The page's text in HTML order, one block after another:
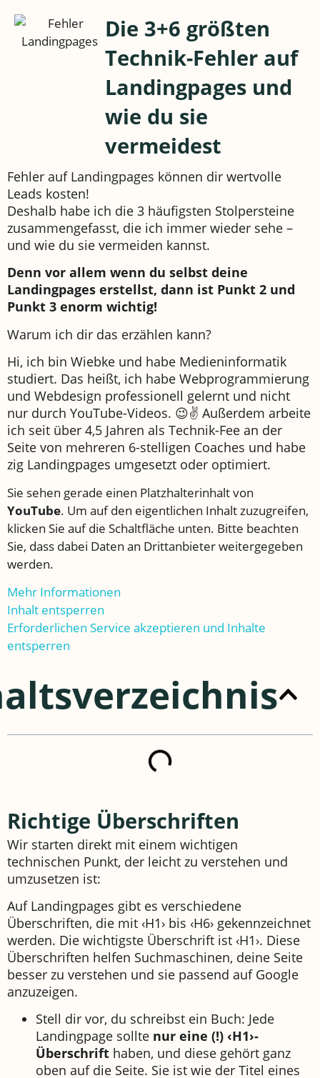
Die 3+6 größten
Technik-Fehler auf
Landingpages und
wie du sie
vermeidest
Fehler auf Landingpages können dir wertvolle
Leads kosten!
Deshalb habe ich die 3 häufigsten Stolpersteine
zusammengefasst, die ich immer wieder sehe –
und wie du sie vermeiden kannst.
Denn vor allem wenn du selbst deine
Landingpages erstellst, dann ist Punkt 2 und
Punkt 3 enorm wichtig!
Warum ich dir das erzählen kann?
Hi, ich bin Wiebke und habe Medieninformatik
studiert. Das heißt, ich habe Webprogrammierung
und Webdesign professionell gelernt und nicht
nur durch YouTube-Videos. 😉✌️ Außerdem arbeite
ich seit über 4,5 Jahren als Technik-Fee an der
Seite von mehreren 6-stelligen Coaches und habe
zig Landingpages umgesetzt oder optimiert.
Sie sehen gerade einen Platzhalterinhalt von
YouTube. Um auf den eigentlichen Inhalt zuzugreifen,
klicken Sie auf die Schaltfläche unten. Bitte beachten
Sie, dass dabei Daten an Drittanbieter weitergegeben
werden.
Mehr Informationen
Inhalt entsperren
Erforderlichen Service akzeptieren und Inhalte
entsperren
Richtige Überschriften
Wir starten direkt mit einem wichtigen
technischen Punkt, der leicht zu verstehen und
umzusetzen ist:
Auf Landingpages gibt es verschiedene
Überschriften, die mit ‹H1› bis ‹H6› gekennzeichnet
werden. Die wichtigste Überschrift ist ‹H1›. Diese
Überschriften helfen Suchmaschinen, deine Seite
besser zu verstehen und sie passend auf Google
anzuzeigen.
Stell dir vor, du schreibst ein Buch: Jede
Landingpage sollte nur eine (!) ‹H1›-
Überschrift haben, und diese gehört ganz
oben auf die Seite. Sie ist wie der Titel eines